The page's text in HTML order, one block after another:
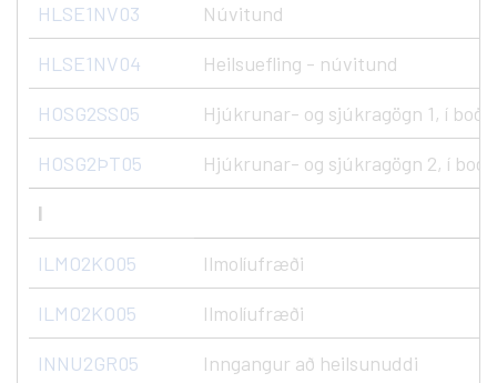
HLSE1NV03 Núvitund
HLSE1NV04 Heilsuefling - núvitund
HOSG2SS05 Hjúkrunar- og sjúkragögn 1, í
HOSG2ÞT05 Hjúkrunar- og sjúkragögn 2, í
I
ILMO2KO05 Ilmolíufræði
ILMO2KO05 Ilmolíufræði
INNU2GR05 Inngangur að heilsunuddi